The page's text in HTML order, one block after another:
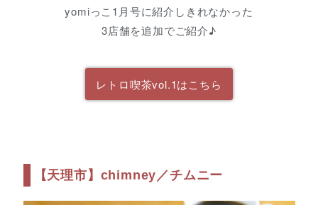
yomiっこ1月号に紹介しきれなかった
3店舗を追加でご紹介♪
レトロ喫茶vol.1はこちら
【天理市】chimney／チムニー